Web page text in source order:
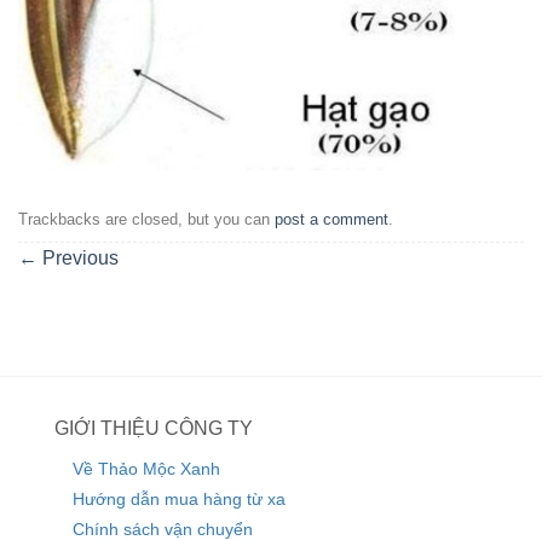
Trackbacks are closed, but you can post a comment
← Previous
GIỚI THIỆU CÔNG TY
Về Thảo Mộc Xanh
Hướng dẫn mua hàng từ xa
Chính sách vận chuyển